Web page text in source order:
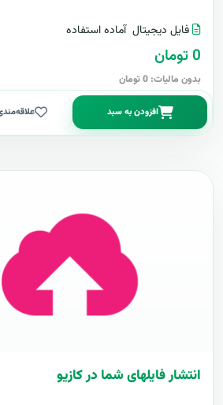
فایل دیجیتال آماده استفاده
0 تومان
بدون مالیات: 0 تومان
افزودن به سبد
انتشار فایلهای شما در کازیو